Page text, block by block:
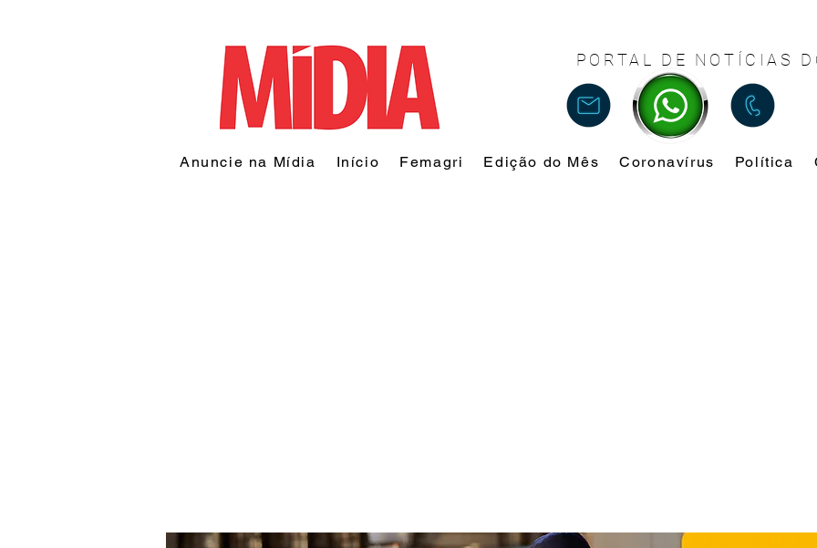
PORTAL DE NOTÍCIAS
Anuncie na Mídia Início Femagri Edição do Mês Coronavírus Política